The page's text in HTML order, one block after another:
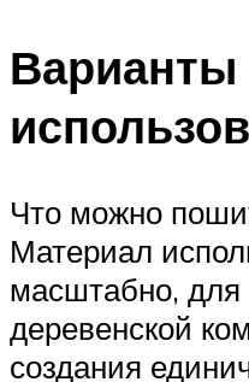
Варианты
Что можно
Материал
масштабно,
деревенской
создания